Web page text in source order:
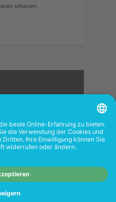
schonen.
<
SIE UNS
an Wiederverkäufer.